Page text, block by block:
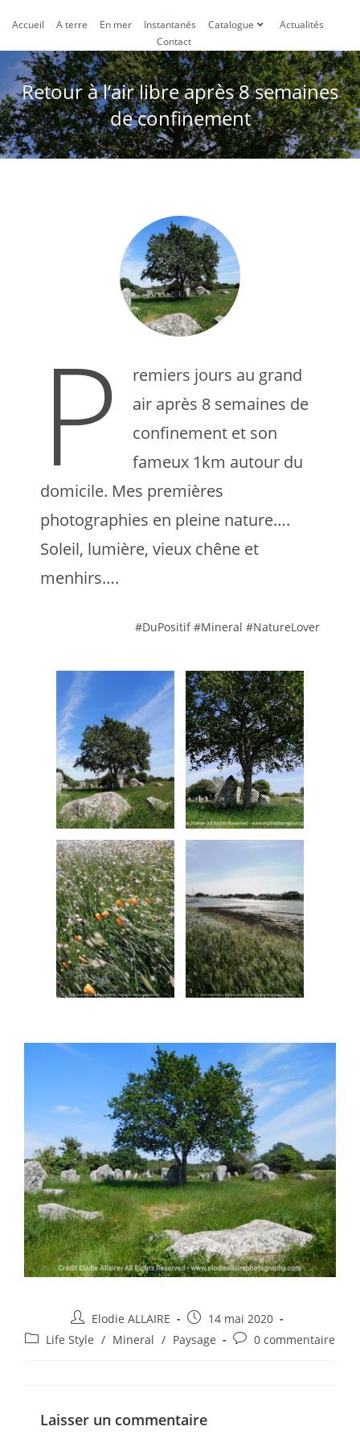
Accueil A terre En mer Instantanés Catalogue
Actualités
Contact
Retour à l’air libre après 8 semaines
de confinement
P
remiers jours au grand
air après 8 semaines de
confinement et son
fameux 1km autour du
domicile. Mes premières
photographies en pleine nature….
Soleil, lumière, vieux chêne et
menhirs….
#DuPositif #Mineral #NatureLover
Elodie ALLAIRE
14 mai 2020
Life Style / Mineral / Paysage 0 commentaire
Laisser un commentaire